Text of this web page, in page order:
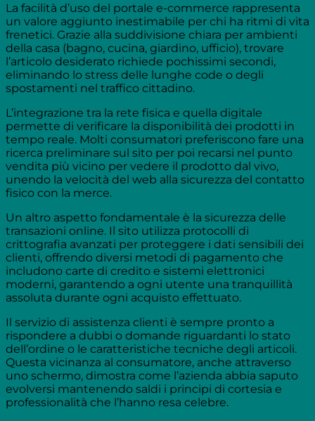
La facilità d’uso del portale e-commerce rappresenta
un valore aggiunto inestimabile per chi ha ritmi di vita
frenetici. Grazie alla suddivisione chiara per ambienti
della casa (bagno, cucina, giardino, ufficio), trovare
l’articolo desiderato richiede pochissimi secondi,
eliminando lo stress delle lunghe code o degli
spostamenti nel traffico cittadino.
L’integrazione tra la rete fisica e quella digitale
permette di verificare la disponibilità dei prodotti in
tempo reale. Molti consumatori preferiscono fare una
ricerca preliminare sul sito per poi recarsi nel punto
vendita più vicino per vedere il prodotto dal vivo,
unendo la velocità del web alla sicurezza del contatto
fisico con la merce.
Un altro aspetto fondamentale è la sicurezza delle
transazioni online. Il sito utilizza protocolli di
crittografia avanzati per proteggere i dati sensibili dei
clienti, offrendo diversi metodi di pagamento che
includono carte di credito e sistemi elettronici
moderni, garantendo a ogni utente una tranquillità
assoluta durante ogni acquisto effettuato.
Il servizio di assistenza clienti è sempre pronto a
rispondere a dubbi o domande riguardanti lo stato
dell’ordine o le caratteristiche tecniche degli articoli.
Questa vicinanza al consumatore, anche attraverso
uno schermo, dimostra come l’azienda abbia saputo
evolversi mantenendo saldi i principi di cortesia e
professionalità che l’hanno resa celebre.